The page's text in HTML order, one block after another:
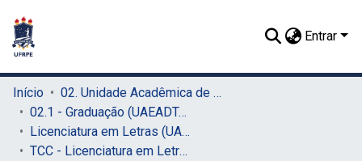
Entrar
Início
02. Unidade Acadêmica de Educação a Distância e Tecnologia (UAEADTec)
02.1 - Graduação (UAEADTec)
Licenciatura em Letras (UAEADTec)
TCC - Licenciatura em Letras (UAEADTec)